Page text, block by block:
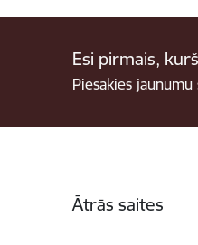
Esi pirmais,
Piesakies jaunumu
Ātrās saites